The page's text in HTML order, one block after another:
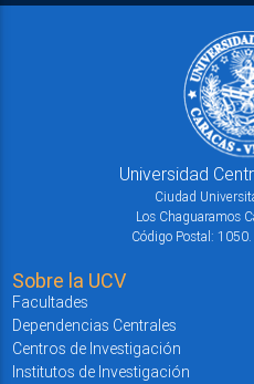
Universidad
Ciudad
Los Chaguaramos
Código Postal:
Sobre la UCV
Facultades
Dependencias Centrales
Centros de Investigación
Institutos de Investigación